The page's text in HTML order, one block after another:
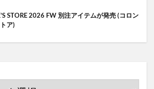
STORE 2026 FW 別注アイテムが発売 (コロン
ア)